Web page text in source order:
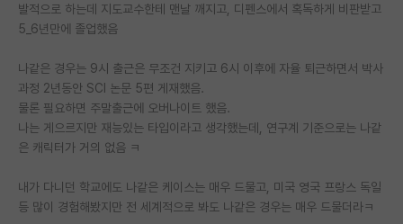
석박사 채용 정보 게시판
학부 인턴 게시판
취업 게시판
임용 후기 게시판
PI 전용 게시판
발적으로 하는데 지도교수한테 맨날 깨지고, 디펜스에서 혹독하게 비판받고
5_6년만에 졸업했음
나같은 경우는 9시 출근은 무조건 지키고 6시 이후에 자율 퇴근하면서 박사
과정 2년동안 SCI 논문 5편 게재했음.
물론 필요하면 주말출근에 오버나이트 했음.
나는 게으르지만 재능있는 타입이라고 생각했는데, 연구계 기준으로는 나같
은 캐릭터가 거의 없음 ㅋ
내가 다니던 학교에도 나같은 케이스는 매우 드물고, 미국 영국 프랑스 독일
등 많이 경험해봤지만 전 세계적으로 봐도 나같은 경우는 매우 드물더라ㅋ